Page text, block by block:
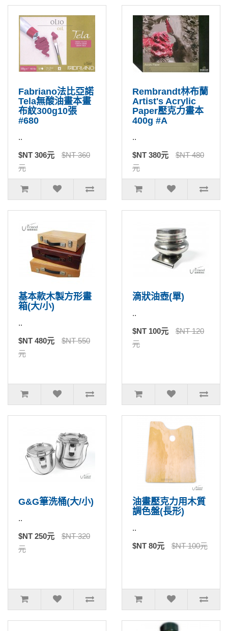
Fabriano法比亞諾
Tela無酸油畫本畫
布紋300g10張
#680
..
$NT 306元
$NT 360
元
Rembrandt林布蘭
Artist's Acrylic
Paper壓克力畫本
400g #A
..
$NT 380元
$NT 480
元
基本款木製方形畫
箱(大/小)
..
$NT 480元
$NT 550
元
滴狀油壺(單)
..
$NT 100元
$NT 120
元
G&G筆洗桶(大/小)
..
$NT 250元
$NT 320
元
油畫壓克力用木質
調色盤(長形)
..
$NT 80元 $NT 100元